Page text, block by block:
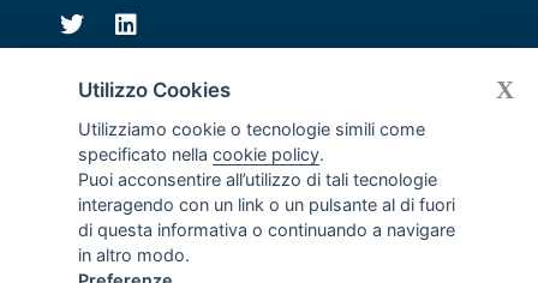
Diventa socio di AODV
© Tutti i diritti riservati AODV231- ® Marchio registrato
Associazione dei Componenti degli Organismi di Vigilanza
ex D.Lgs. 231/2001
Utilizzo Cookies
Utilizziamo cookie o tecnologie simili come
specificato nellacookie policy.
Puoi acconsentire all’utilizzo di tali tecnologie
interagendo con un link o un pulsante al di fuori
di questa informativa o continuando a navigare
in altro modo.
X